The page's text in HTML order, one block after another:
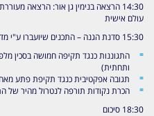
14:30 הרצאה בנימין גן אור: הרצאה
עולם אישית
15:30 סדנת הגנה – התכנים שיועברו ע"י מדריכי קרב מגע הינם:
התגוננות כנגד תקיפה חמושה בסכין
ותחתית)
תגובה אפקטיבית כנגד תקיפת פתע
הכרת נקודות תורפה לנטרול מהיר של
18:30 סיכום